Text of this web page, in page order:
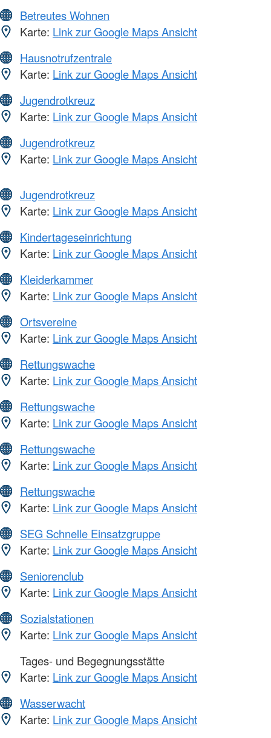
Betreutes Wohnen
Karte: Link zur Google Maps Ansicht
Hausnotrufzentrale
Karte: Link zur Google Maps Ansicht
Jugendrotkreuz
Karte: Link zur Google Maps Ansicht
Jugendrotkreuz
Karte: Link zur Google Maps Ansicht
Jugendrotkreuz
Karte: Link zur Google Maps Ansicht
Kindertageseinrichtung
Karte: Link zur Google Maps Ansicht
Kleiderkammer
Karte: Link zur Google Maps Ansicht
Ortsvereine
Karte: Link zur Google Maps Ansicht
Rettungswache
Karte: Link zur Google Maps Ansicht
Rettungswache
Karte: Link zur Google Maps Ansicht
Rettungswache
Karte: Link zur Google Maps Ansicht
Rettungswache
Karte: Link zur Google Maps Ansicht
SEG Schnelle Einsatzgruppe
Karte: Link zur Google Maps Ansicht
Seniorenclub
Karte: Link zur Google Maps Ansicht
Sozialstationen
Karte: Link zur Google Maps Ansicht
Tages- und Begegnungsstätte
Karte: Link zur Google Maps Ansicht
Wasserwacht
Karte: Link zur Google Maps Ansicht